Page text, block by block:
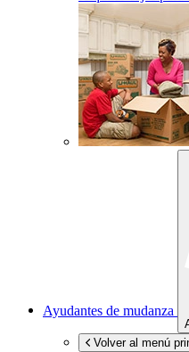
Ayudantes de mudanza
Volver al menú